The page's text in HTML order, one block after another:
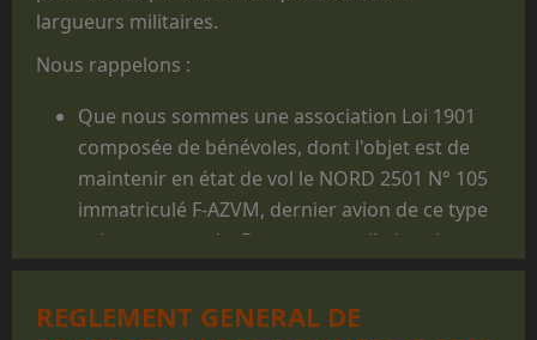
largueurs militaires.
Nous rappelons :
Que nous sommes une association Loi 1901
composée de bénévoles, dont l'objet est de
maintenir en état de vol le NORD 2501 N° 105
immatriculé F-AZVM, dernier avion de ce type
volant au monde. De cet appareil, dont la
largués des milliers de jeunes gens, et il reste
un appareil mythique dans le monde du
REGLEMENT GENERAL DE